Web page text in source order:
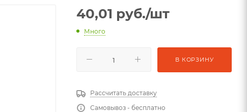
40,01 руб./шт
Много
В КОРЗИНУ
Рассчитать доставку
Самовывоз - бесплатно